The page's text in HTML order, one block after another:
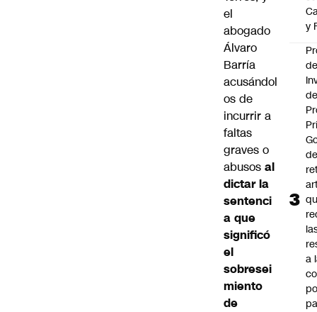
el
abogado
Álvaro
Barría
acusándol
os de
incurrir a
faltas
graves o
abusos al
dictar la
sentenci
a que
significó
el
sobresei
miento
de
y
de
a